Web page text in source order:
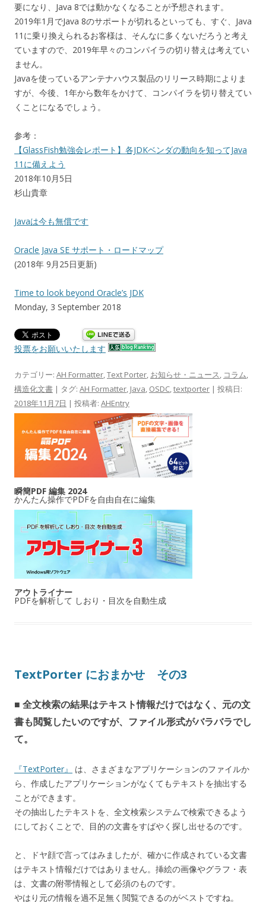
要になり、Java 8では動かなくなることが予想されます。
2019年1月でJava 8のサポートが切れるといっても、すぐ、Java
11に乗り換えられるお客様は、そんなに多くないだろうと考え
ていますので、2019年早々のコンパイラの切り替えは考えてい
ません。
Javaを使っているアンテナハウス製品のリリース時期によりま
すが、今後、1年から数年をかけて、コンパイラを切り替えてい
くことになるでしょう。
参考：
【GlassFish勉強会レポート】各JDKベンダの動向を知ってJava
11に備えよう
2018年10月5日
杉山貴章
Javaは今も無償です
Oracle Java SE サポート・ロードマップ
(2018年 9月25日更新)
Time to look beyond Oracle’s JDK
Monday, 3 September 2018
投票をお願いいたします
カテゴリー: AH Formatter,Text Porter, お知らせ・ニュース, コラム,
構造化文書 | タグ: AH Formatter, Java, OSDC,textporter | 投稿日:
2018年11月7日 | 投稿者: AHEntry
瞬簡PDF 編集 2024
かんたん操作でPDFを自由自在に編集
アウトライナー
PDFを解析して しおり・目次を自動生成
TextPorter におまかせ その3
■ 全文検索の結果はテキスト情報だけではなく、元の文
書も閲覧したいのですが、ファイル形式がバラバラでし
て。
『TextPorter』
は、さまざまなアプリケーションのファイルか
ら、作成したアプリケーションがなくてもテキストを抽出する
ことができます。
その抽出したテキストを、全文検索システムで検索できるよう
にしておくことで、目的の文書をすばやく探し出せるのです。
と、ドヤ顔で言ってはみましたが、確かに作成されている文書
はテキスト情報だけではありません。挿絵の画像やグラフ・表
は、文書の附帯情報として必須のものです。
やはり元の情報を過不足無く閲覧できるのがベストですね。